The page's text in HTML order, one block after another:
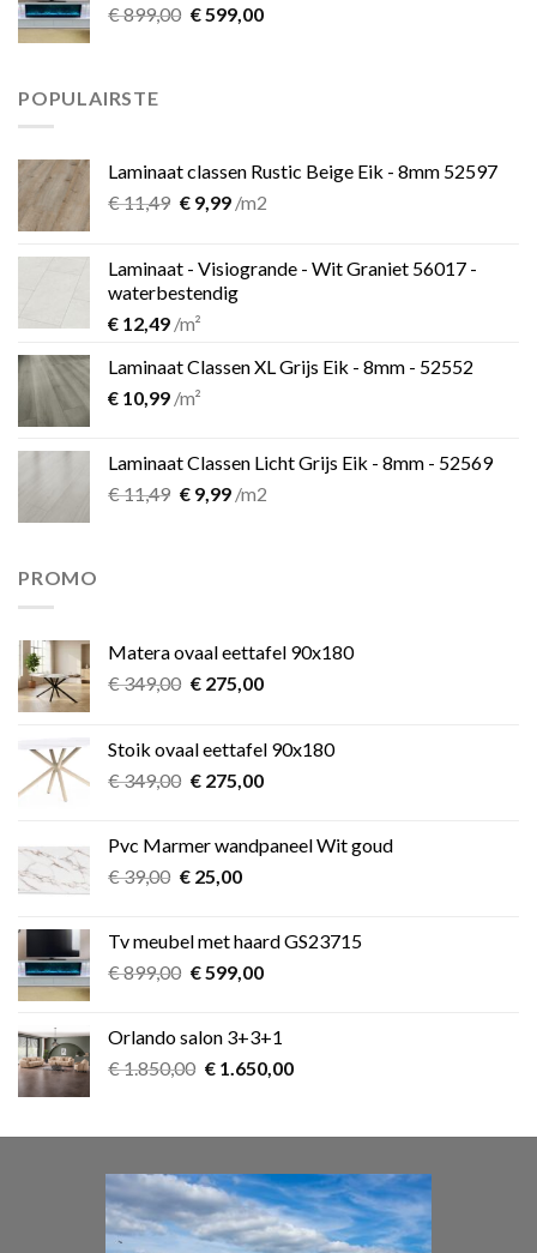
€899,00 Oorspronkelijke
€599,00Huidige
POPULAIRSTE
Laminaat classen Rustic Beige Eik - 8mm 52597
€11,49 Oorspronkelijke
€ 11,49.
€9,99Huidige
€ 9,99.
/m2
Laminaat - Visiogrande - Wit Graniet 56017 -
waterbestendig
€ 12,49 /m²
Laminaat Classen XL Grijs Eik - 8mm - 52552
€ 10,99 /m²
Laminaat Classen Licht Grijs Eik - 8mm - 52569
€11,49 Oorspronkelijke
€9,99Huidige
/m2
PROMO
Matera ovaal eettafel 90x180
€349,00 Oorspronkelijke
€ 349,00.
€275,00Huidige
€ 275,00.
Stoik ovaal eettafel 90x180
€349,00 Oorspronkelijke
€ 349,00.
€275,00Huidige
€ 275,00.
Pvc Marmer wandpaneel Wit goud
€39,00 Oorspronkelijke
€ 39,00.
€25,00Huidige
€ 25,00.
Tv meubel met haard GS23715
€899,00 Oorspronkelijke
€ 899,00.
€599,00Huidige
€ 599,00.
Orlando salon 3+3+1
€1.850,00 Oorspronkelijke
€ 1.850,00.
€1.650,00Huidige
€ 1.650,00.